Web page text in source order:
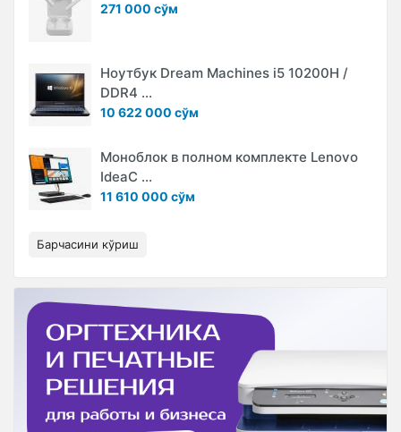
271 000 сўм
Ноутбук Dream Machines i5 10200H /
DDR4 ...
10 622 000 сўм
Моноблок в полном комплекте Lenovo
IdeaC ...
11 610 000 сўм
Барчасини кўриш